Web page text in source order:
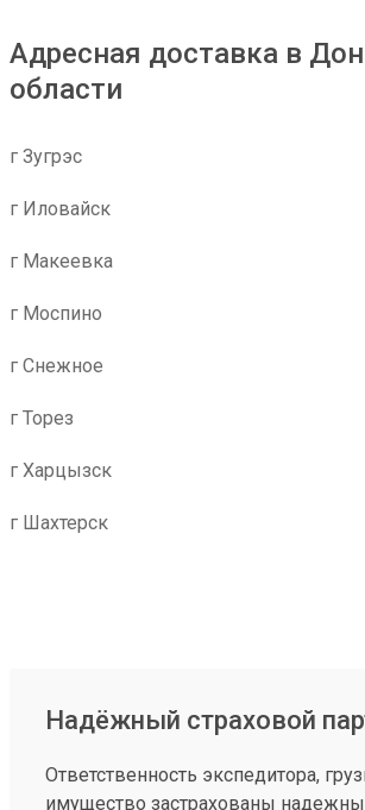
Адресная доставка в
области
г Зугрэс
г Иловайск
г Макеевка
г Моспино
г Снежное
г Торез
г Харцызск
г Шахтерск
Надёжный страховой
Ответственность экспедитора,
имущество застрахованы